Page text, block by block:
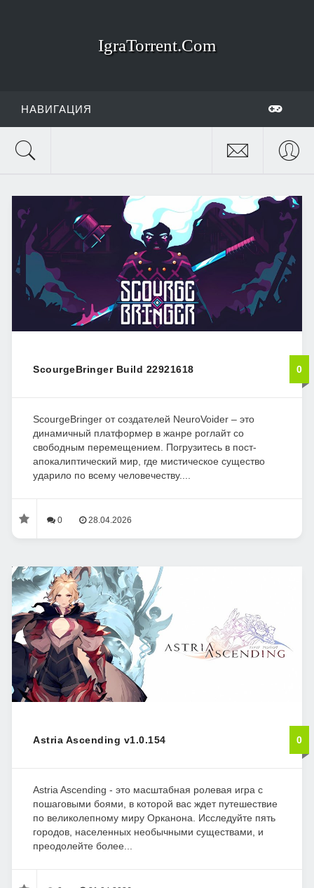
IgraTorrent.Com
НАВИГАЦИЯ
ScourgeBringer Build 22921618 0
ScourgeBringer от создателей NeuroVoider – это
динамичный платформер в жанре роглайт со
свободным перемещением. Погрузитесь в пост-
апокалиптический мир, где мистическое существо
ударило по всему человечеству....
0 28.04.2026
Astria Ascending v1.0.154 0
Astria Ascending - это масштабная ролевая игра с
пошаговыми боями, в которой вас ждет путешествие
по великолепному миру Орканона. Исследуйте пять
городов, населенных необычными существами, и
преодолейте более...